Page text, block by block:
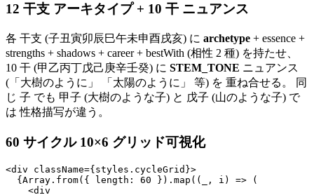
12 干支 アーキタイプ + 10 干 ニュアンス
各 干支 (子丑寅卯辰巳午未申酉戌亥) に archetype + essence +
strengths + shadows + career + bestWith (相性 2 種) を持たせ、
10 干 (甲乙丙丁戊己庚辛壬癸) に STEM_TONE ニュアンス
(「大樹のように」 「太陽のように」 等) を 重ね合せる。 同
じ 子 でも 甲子 (大樹のような子) と 戊子 (山のような子) で
は 性格描写が違う。
60 サイクル 10×6 グリッド可視化
<div className={styles.cycleGrid}>
  {Array.from({ length: 60 }).map((_, i) => (
    <div